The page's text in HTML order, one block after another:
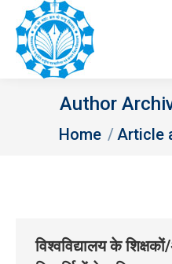
Author
You are here:
Home Article
विश्‍वविद्यालय के